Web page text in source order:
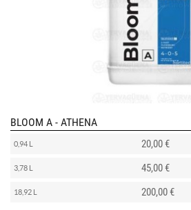
BLOOM A - ATHENA
0,94 L 20,00 €
3,78 L 45,00 €
18,92 L 200,00 €